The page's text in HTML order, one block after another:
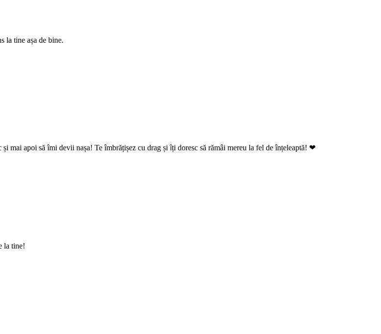
la tine așa de bine.
mai apoi să îmi devii nașa! Te îmbrățișez cu drag și îți doresc să rămâi mereu la fel de înțeleaptă! ❤
la tine!